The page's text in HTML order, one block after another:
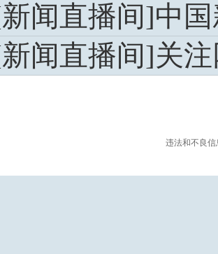
闻直播间]中
闻直播间]关
违法和不良信